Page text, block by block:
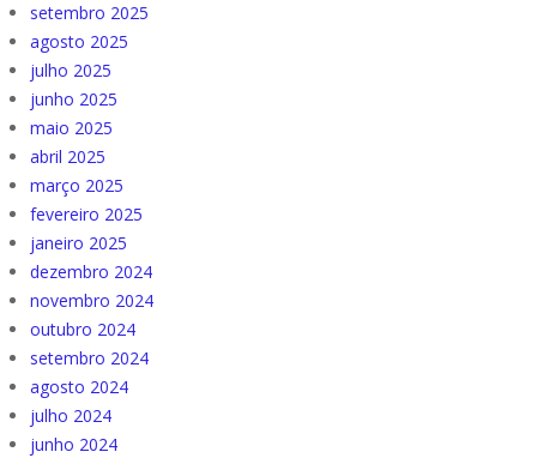
setembro 2025
agosto 2025
julho 2025
junho 2025
maio 2025
abril 2025
março 2025
fevereiro 2025
janeiro 2025
dezembro 2024
novembro 2024
outubro 2024
setembro 2024
agosto 2024
julho 2024
junho 2024